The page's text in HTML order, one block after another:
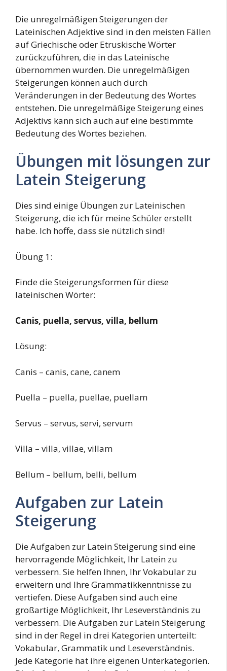
Die unregelmäßigen Steigerungen der
Lateinischen Adjektive sind in den meisten Fällen
auf Griechische oder Etruskische Wörter
zurückzuführen, die in das Lateinische
übernommen wurden. Die unregelmäßigen
Steigerungen können auch durch
Veränderungen in der Bedeutung des Wortes
entstehen. Die unregelmäßige Steigerung eines
Adjektivs kann sich auch auf eine bestimmte
Bedeutung des Wortes beziehen.
Übungen mit lösungen zur
Latein Steigerung
Dies sind einige Übungen zur Lateinischen
Steigerung, die ich für meine Schüler erstellt
habe. Ich hoffe, dass sie nützlich sind!
Übung 1:
Finde die Steigerungsformen für diese
lateinischen Wörter:
Canis, puella, servus, villa, bellum
Lösung:
Canis – canis, cane, canem
Puella – puella, puellae, puellam
Servus – servus, servi, servum
Villa – villa, villae, villam
Bellum – bellum, belli, bellum
Aufgaben zur Latein
Steigerung
Die Aufgaben zur Latein Steigerung sind eine
hervorragende Möglichkeit, Ihr Latein zu
verbessern. Sie helfen Ihnen, Ihr Vokabular zu
erweitern und Ihre Grammatikkenntnisse zu
vertiefen. Diese Aufgaben sind auch eine
großartige Möglichkeit, Ihr Leseverständnis zu
verbessern. Die Aufgaben zur Latein Steigerung
sind in der Regel in drei Kategorien unterteilt:
Vokabular, Grammatik und Leseverständnis.
Jede Kategorie hat ihre eigenen Unterkategorien.